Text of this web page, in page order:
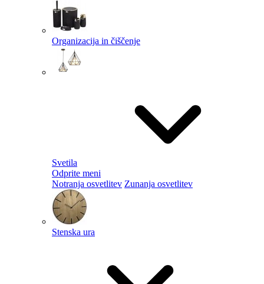
Organizacija in čiščenje
Svetila
Odprite meni
Notranja osvetlitev Zunanja osvetlitev
Stenska ura